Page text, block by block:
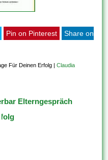
Pin on Pinterest
Share on
Für Deinen Erfolg |Claudia
Elterngespräch